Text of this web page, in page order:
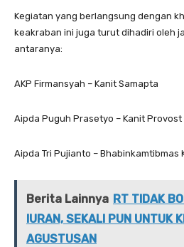
Kegiatan yang berlangsung dengan
keakraban ini juga turut dihadiri oleh
antaranya:
AKP Firmansyah – Kanit Samapta
Aipda Puguh Prasetyo – Kanit Provost
Aipda Tri Pujianto – Bhabinkamtibmas
Berita Lainnya RT TIDAK
IURAN, SEKALI PUN UNTUK
AGUSTUSAN